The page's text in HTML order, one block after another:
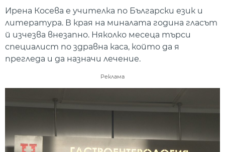
Ирена Косева е учителка по Български език и
литература. В края на миналата година гласът
й изчезва внезапно. Няколко месеца търси
специалист по здравна каса, който да я
прегледа и да назначи лечение.
Реклама